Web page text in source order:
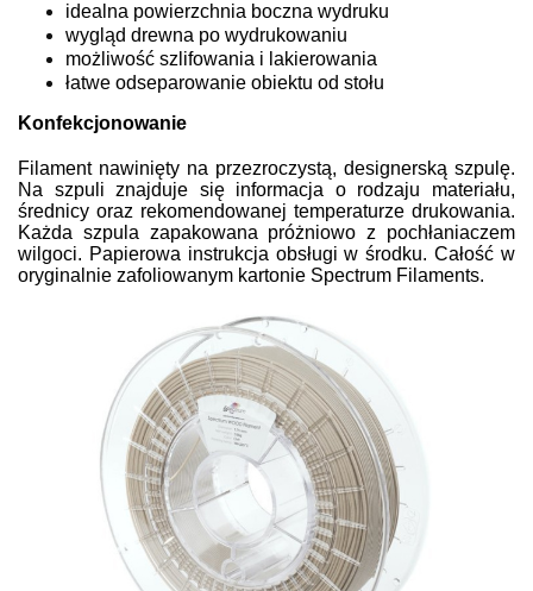
idealna powierzchnia boczna wydruku
wygląd drewna po wydrukowaniu
możliwość szlifowania i lakierowania
łatwe odseparowanie obiektu od stołu
Konfekcjonowanie
Filament nawinięty na przezroczystą, designerską szpulę.
Na szpuli znajduje się informacja o rodzaju materiału,
średnicy oraz rekomendowanej temperaturze drukowania.
Każda szpula zapakowana próżniowo z pochłaniaczem
wilgoci. Papierowa instrukcja obsługi w środku. Całość w
oryginalnie zafoliowanym kartonie Spectrum Filaments.